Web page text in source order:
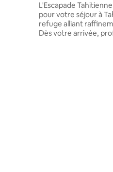
L'Escapade
pour votre séjour à Tahiti.
refuge alliant
Dès votre arrivée,